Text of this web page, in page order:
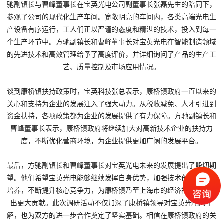
驰副镇长与曹峰董事长在宝英光电公司副董事长张磊先生的陪同下，
参观了公司的现代化生产车间。宽敞明亮的车间内，各类高端光电生
产设备有序运行，工人们正以严谨的态度和精湛的技术，投入到每一
个生产环节中。方驰副镇长和曹峰董事长对宝英光电在智能制造领域
的先进技术和高效管理给予了高度评价，并详细询问了产品的生产工
艺、质量控制及市场应用情况。
谈到康桥镇扶持政策时，宝英科技张总表示，康桥镇政府一直以来的
关心和支持为企业的发展注入了强大动力。从税收减免、人才引进到
资金扶持，各项政策都为企业的发展提供了有力保障。方驰副镇长和
曹峰董事长表示，康桥镇政府将继续加大对高新技术企业的扶持力
度，不断优化营商环境，为企业提供更加广阔的发展平台。
最后，方驰副镇长和曹峰董事长对宝英光电未来的发展提出了殷切期
望。他们希望宝英光电能够继续发挥自身优势，加强技术创新和人才
培养，不断提升核心竞争力，为康桥镇乃至上海市的经济社会发展作
出更大贡献。此次调研活动不仅加深了康桥镇领导对宝英光电的了
解，也为双方的进一步合作奠定了坚实基础。相信在康桥镇政府的关